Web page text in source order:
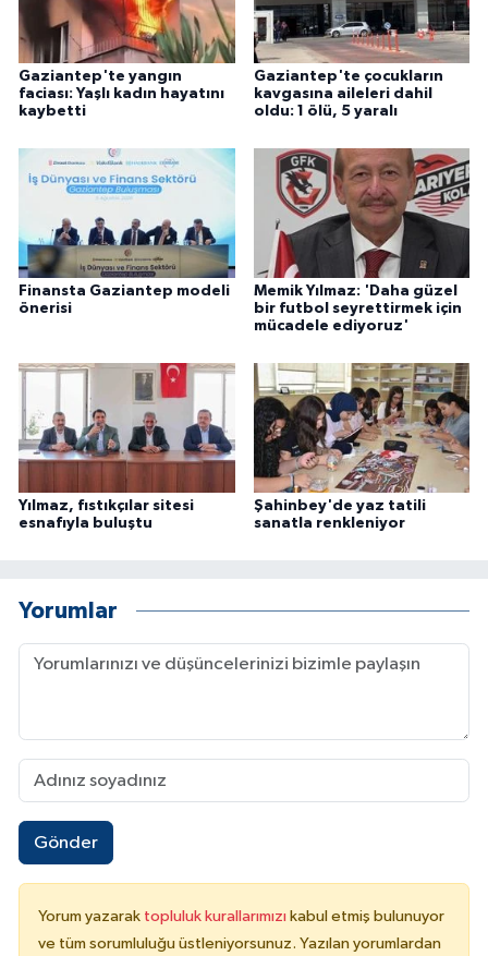
Gaziantep'te yangın
faciası: Yaşlı kadın hayatını
kaybetti
Gaziantep'te çocukların
kavgasına aileleri dahil
oldu: 1 ölü, 5 yaralı
Finansta Gaziantep modeli
önerisi
Memik Yılmaz: 'Daha güzel
bir futbol seyrettirmek için
mücadele ediyoruz'
Yılmaz, fıstıkçılar sitesi
esnafıyla buluştu
Şahinbey'de yaz tatili
sanatla renkleniyor
Yorumlar
Gönder
Yorum yazarak topluluk kurallarımızı kabul etmiş bulunuyor
ve tüm sorumluluğu üstleniyorsunuz. Yazılan yorumlardan
YAŞAM
YEREL
Yerel Haberler